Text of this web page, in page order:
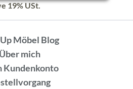
19% USt.
Möbel Blog
Über mich
Kundenkonto